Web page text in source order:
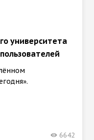
университета
6642